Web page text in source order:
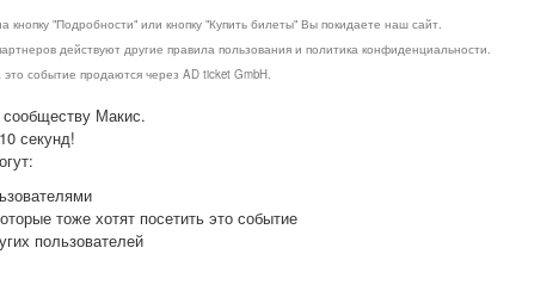
кнопку "Подробности" или кнопку "Купить билеты" Вы покидаете наш сайт.
действуют другие правила пользования и политика конфиденциальности.
событие продаются через AD ticket GmbH.
сообществу Макис.
секунд!
тоже хотят посетить это событие
пользователей